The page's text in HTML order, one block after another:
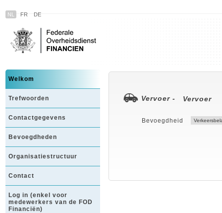
NL FR DE
Welkom
Trefwoorden
Contactgegevens
Bevoegdheden
Organisatiestructuur
Contact
Log in (enkel voor
medewerkers van de FOD
Financiën)
Vervoer - Vervoer
Bevoegdheid